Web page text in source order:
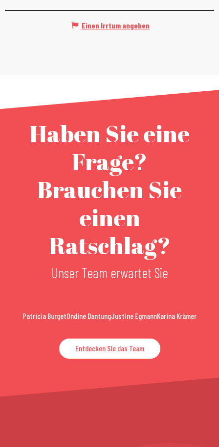
Einen Irrtum angeben
Haben Sie eine
Frage?
Brauchen Sie
einen
Ratschlag?
Unser Team erwartet Sie
Patricia BurgetOndine DantungJustine EgmannKarina Krämer
Entdecken Sie das Team